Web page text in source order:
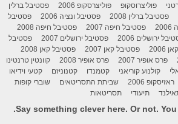
פוליצרוסקופ פוליצרסקופ 2006
פסטיבל ברלין
פסטיבל ברלין 2008 פסטיבל ונציה 2006
פסטיבל
פסטיבל חיפה 2007
פסטיבל חיפה 2008
ירושלים 2006 פסטיבל ירושלים 2007
פסטיבל
פסטיבל קאן 2007
פסטיבל קאן 2008
פרס אופיר 2007 פרס אופיר 2008
קוונטין טרנטינו
קולנוע קוריאני קטמנדו קטנוניזם
קטעי וידיאו
ראזיסקופ 2006 שביתת התסריטאים
שוברי קופות
תיעודי תסריטאות